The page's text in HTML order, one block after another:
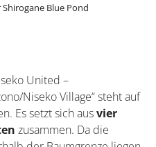
Blue Pond
United –
Niseko Village“ steht auf
Es setzt sich ausvier
zusammen. Da die